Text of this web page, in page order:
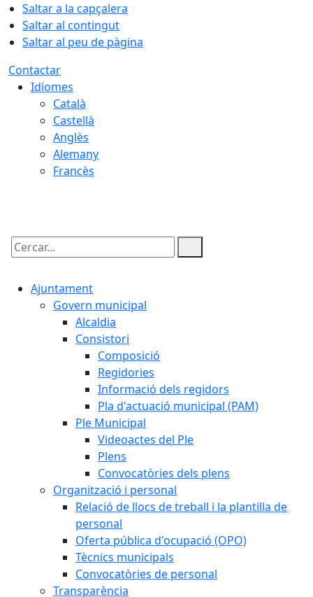
Saltar a la capçalera
Saltar al contingut
Saltar al peu de pàgina
Contactar
Idiomes
Català
Castellà
Anglès
Alemany
Francès
Cercar:
Ajuntament
Govern municipal
Alcaldia
Consistori
Composició
Regidories
Informació dels regidors
Pla d'actuació municipal (PAM)
Ple Municipal
Videoactes del Ple
Plens
Convocatòries dels plens
Organització i personal
Relació de llocs de treball i la plantilla de
personal
Oferta pública d'ocupació (OPO)
Tècnics municipals
Convocatòries de personal
Transparència